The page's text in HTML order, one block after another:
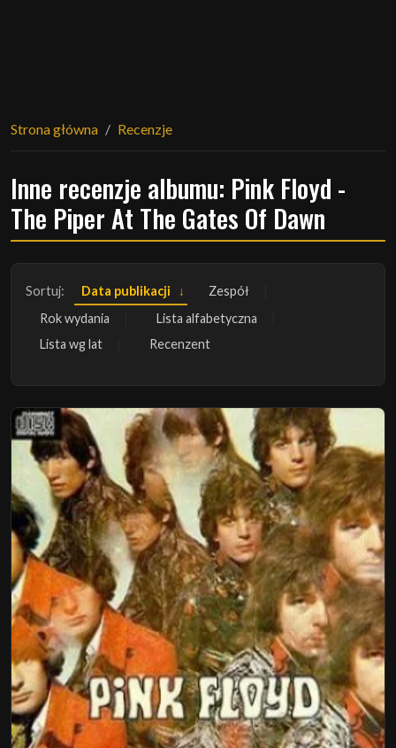
Strona główna Recenzje
Inne recenzje albumu: Pink Floyd -
The Piper At The Gates Of Dawn
Sortuj: Data publikacji
Zespół
Rok wydania
Lista alfabetyczna
Lista wg lat
Recenzent